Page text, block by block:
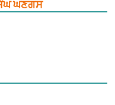
ਘਣਗਸ